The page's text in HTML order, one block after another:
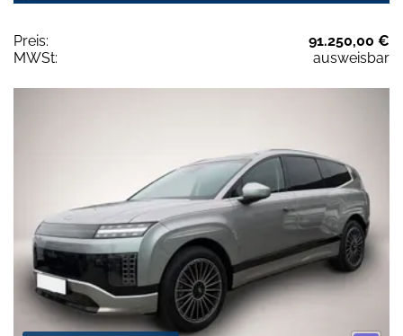
Preis:
91.250,00 €
MWSt:
ausweisbar